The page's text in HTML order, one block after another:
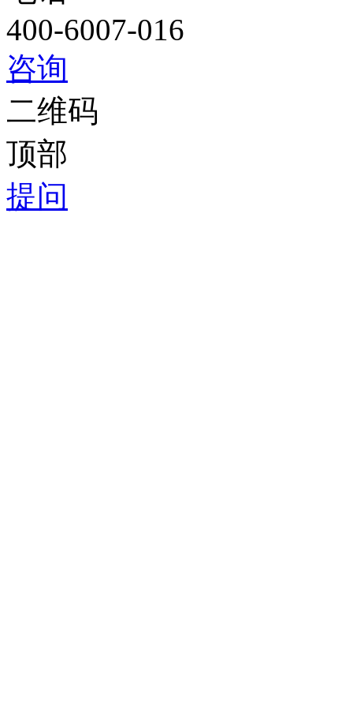
400-6007-016
咨询
二维码
顶部
提问